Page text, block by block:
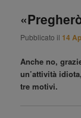
Pubblicato il 14
Anche no,
un’attività
tre motivi.